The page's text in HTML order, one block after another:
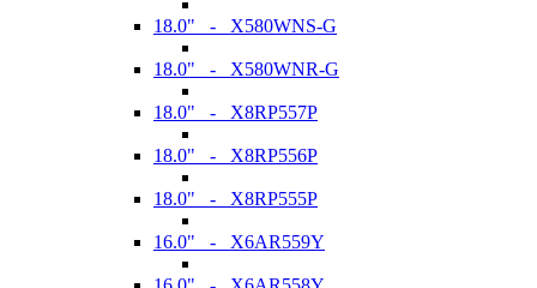
18.0" - X580WNS-G
18.0" - X580WNR-G
18.0" - X8RP557P
18.0" - X8RP556P
18.0" - X8RP555P
16.0" - X6AR559Y